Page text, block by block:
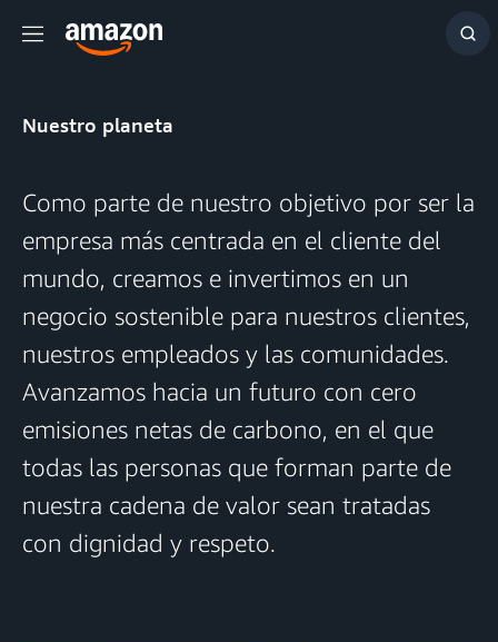
Menú
Nuestro planeta
Como parte de nuestro objetivo por ser la
empresa más centrada en el cliente del
mundo, creamos e invertimos en un
negocio sostenible para nuestros clientes,
nuestros empleados y las comunidades.
Avanzamos hacia un futuro con cero
emisiones netas de carbono, en el que
todas las personas que forman parte de
nuestra cadena de valor sean tratadas
con dignidad y respeto.